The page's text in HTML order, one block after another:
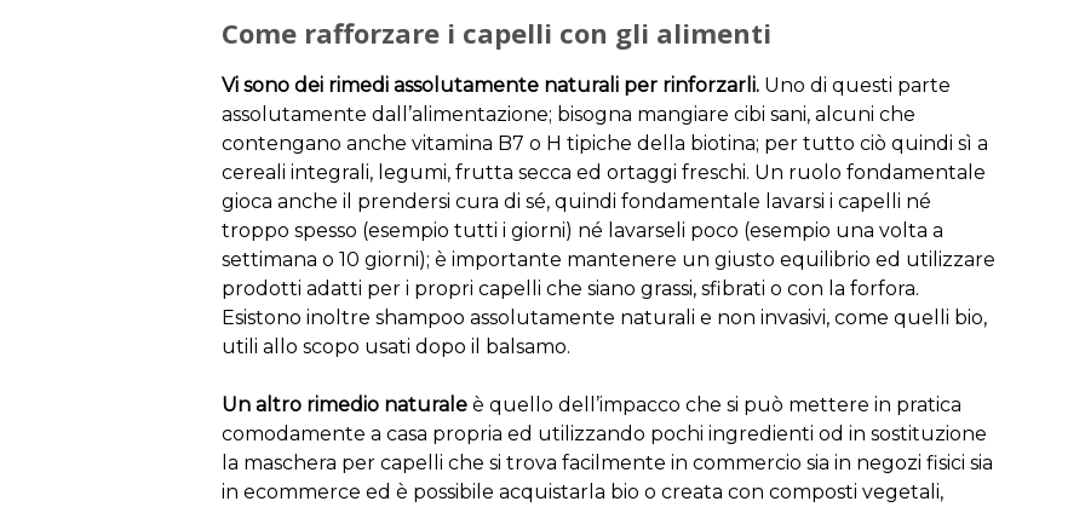
Come rafforzare i capelli con gli alimenti
Vi sono dei rimedi assolutamente naturali per rinforzarli.Uno di questi parte
assolutamente dall’alimentazione; bisogna mangiare cibi sani, alcuni che
contengano anche vitamina B7 o H tipiche della biotina; per tutto ciò quindi sì a
cereali integrali, legumi, frutta secca ed ortaggi freschi. Un ruolo fondamentale
gioca anche il prendersi cura di sé, quindi fondamentale lavarsi i capelli né
troppo spesso (esempio tutti i giorni) né lavarseli poco (esempio una volta a
settimana o 10 giorni); è importante mantenere un giusto equilibrio ed utilizzare
prodotti adatti per i propri capelli che siano grassi, sfibrati o con la forfora.
Esistono inoltre shampoo assolutamente naturali e non invasivi, come quelli bio,
utili allo scopo usati dopo il balsamo.
Un altro rimedio naturaleè quello dell’impacco che si può mettere in pratica
comodamente a casa propria ed utilizzando pochi ingredienti od in sostituzione
la maschera per capelli che si trova facilmente in commercio sia in negozi fisici sia
in ecommerce ed è possibile acquistarla bio o creata con composti vegetali,